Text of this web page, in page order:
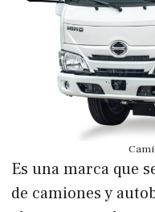
Es una marca que
de camiones y